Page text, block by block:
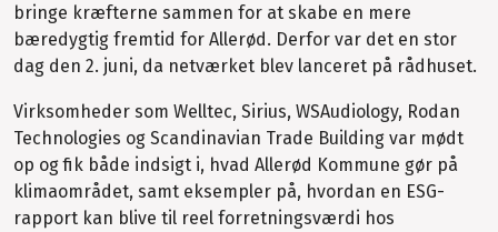
bringe kræfterne sammen for at skabe en mere
bæredygtig fremtid for Allerød. Derfor var det en stor
dag den 2. juni, da netværket blev lanceret på rådhuset.
Virksomheder som Welltec, Sirius, WSAudiology, Rodan
Technologies og Scandinavian Trade Building var mødt
op og fik både indsigt i, hvad Allerød Kommune gør på
klimaområdet, samt eksempler på, hvordan en ESG-
rapport kan blive til reel forretningsværdi hos